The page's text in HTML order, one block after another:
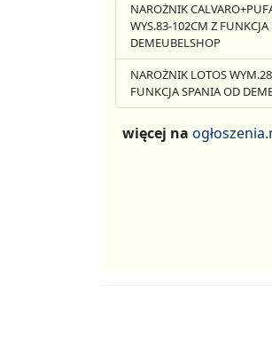
NAROŻNIK
WYS.83-102CM Z
DEMEUBELSHOP
NAROŻNIK LOTOS
FUNKCJA SPANIA OD
więcej na